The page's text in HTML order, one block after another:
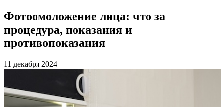
Фотоомоложение лица: что за
процедура, показания и
противопоказания
11 декабря 2024